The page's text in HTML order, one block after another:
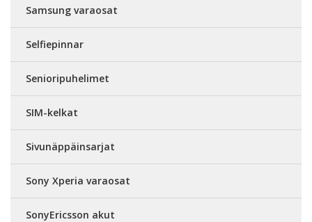
Samsung varaosat
Selfiepinnar
Senioripuhelimet
SIM-kelkat
Sivunäppäinsarjat
Sony Xperia varaosat
SonyEricsson akut